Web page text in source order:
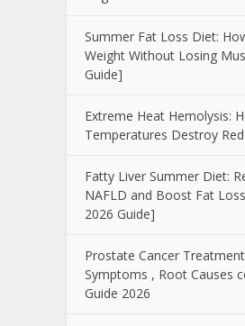
Summer Fat Loss Diet:
Weight Without Losing
Guide]
Extreme Heat Hemolysis:
Temperatures Destroy
Fatty Liver Summer Diet:
NAFLD and Boost Fat
2026 Guide]
Prostate Cancer
Symptoms , Root Causes
Guide 2026